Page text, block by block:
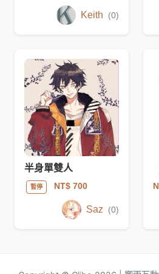
Keith (0)
半身單雙人
暫停 NT$ 700
Saz (0)